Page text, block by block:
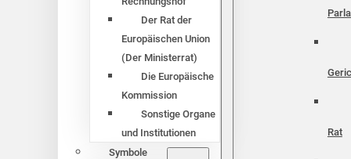
Der Rat der
Europäischen Union
(Der Ministerrat)
Die Europäische
Kommission
Sonstige Organe
und Institutionen
Symbole
Rat